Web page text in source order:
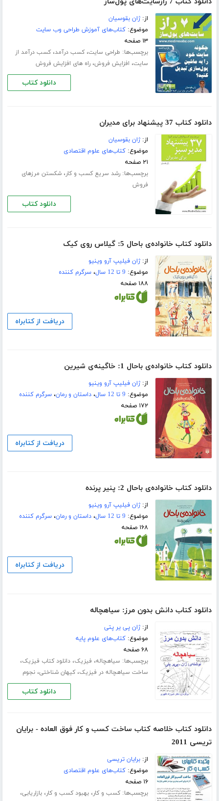
از:ژان بقوسیان
موضوع:کتاب‌های آموزش طراحی وب سایت
۱۳ صفحه
برچسب‌ها: طراحی سایت،کسب درآمد،کسب درآمد از
سایت، افزایش فروش،راه های افزایش فروش
دانلود کتاب
دانلود کتاب 37 پیشنهاد برای مدیران
از:ژان بقوسیان
موضوع:کتاب‌های علوم اقتصادی
۲۱ صفحه
برچسب‌ها:رشد سریع کسب و کار،شکستن مرزهای
فروش
دانلود کتاب
دانلود کتاب خانواده‌ی باحال 5: گیلاس روی کیک
از:ژان فیلیپ آرو وینیو
موضوع: 9 تا 12 سال ،سرگرم کننده
۱۸۸ صفحه
دریافت از کتابراه
دانلود کتاب خانواده‌ی باحال 1: خاگینه‌ی شیرین
از:ژان فیلیپ آرو وینیو
موضوع: 9 تا 12 سال ،داستان و رمان،سرگرم کننده
۱۷۲ صفحه
دریافت از کتابراه
دانلود کتاب خانواده‌ی باحال 2: پنیر پرنده
از:ژان فیلیپ آرو وینیو
موضوع: 9 تا 12 سال ،داستان و رمان،سرگرم کننده
۱۶۸ صفحه
دریافت از کتابراه
دانلود کتاب دانش بدون مرز: سیاهچاله
از:ژان پی یر پتی
موضوع:کتاب‌های علوم پایه
۶۸ صفحه
برچسب‌ها: سیاهچاله، فیزیک،دانلود کتاب فیزیک،
ساخت سیاهچاله در فیزیک،کیهان شناختی،نجوم
دانلود کتاب
دانلود کتاب خلاصه کتاب ساخت کسب و کار فوق العاده - برایان
تریسی 2011
از:برایان تریسی
موضوع:کتاب‌های علوم اقتصادی
۱۶ صفحه
برچسب‌ها:کسب و کار،بهبود کسب و کار،بازاریابی،